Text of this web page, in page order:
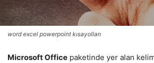
word excel powerpoint kısayolları
Microsoft Office paketinde yer alan